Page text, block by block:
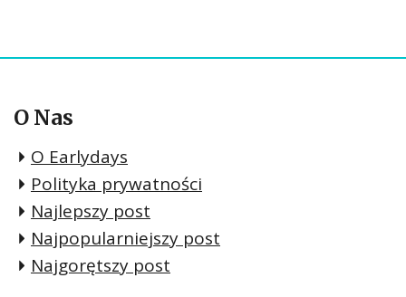
O Nas
O Earlydays
Polityka prywatności
Najlepszy post
Najpopularniejszy post
Najgorętszy post